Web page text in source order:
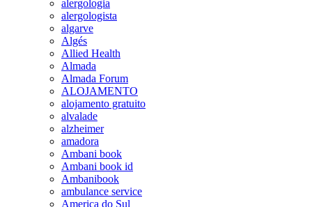
alergologia
alergologista
algarve
Algés
Allied Health
Almada
Almada Forum
ALOJAMENTO
alojamento gratuito
alvalade
alzheimer
amadora
Ambani book
Ambani book id
Ambanibook
ambulance service
America do Sul